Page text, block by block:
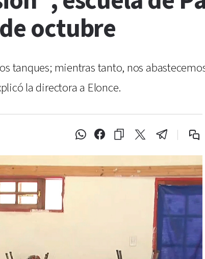
octubre
tanques; mientras tanto, nos
la directora a Elonce.